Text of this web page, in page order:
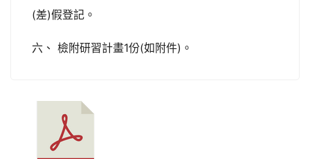
(差)假登記。
六、 檢附研習計畫1份(如附件)。